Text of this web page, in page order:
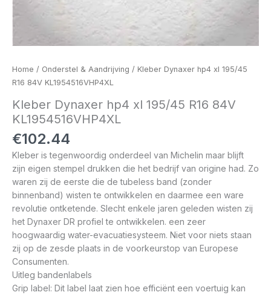
Home / Onderstel & Aandrijving / Kleber Dynaxer hp4 xl 195/45
R16 84V KL1954516VHP4XL
Kleber Dynaxer hp4 xl 195/45 R16 84V
KL1954516VHP4XL
€102.44
Kleber is tegenwoordig onderdeel van Michelin maar blijft
zijn eigen stempel drukken die het bedrijf van origine had. Zo
waren zij de eerste die de tubeless band (zonder
binnenband) wisten te ontwikkelen en daarmee een ware
revolutie ontketende. Slecht enkele jaren geleden wisten zij
het Dynaxer DR profiel te ontwikkelen. een zeer
hoogwaardig water-evacuatiesysteem. Niet voor niets staan
zij op de zesde plaats in de voorkeurstop van Europese
Consumenten.
Uitleg bandenlabels
Grip label: Dit label laat zien hoe efficiënt een voertuig kan